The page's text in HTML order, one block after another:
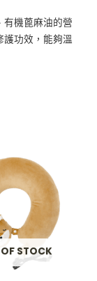
有機蓖麻油的營
護功效，能夠溫
STOCK